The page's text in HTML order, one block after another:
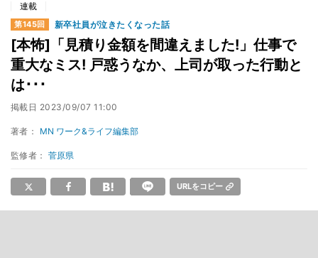
連載
第145回 新卒社員が泣きたくなった話
[本怖]「見積り金額を間違えました!」仕事で
重大なミス! 戸惑うなか、上司が取った行動と
は･･･
掲載日 2023/09/07 11:00
著者： MN ワーク&ライフ編集部
監修者：菅原県
URLをコピー